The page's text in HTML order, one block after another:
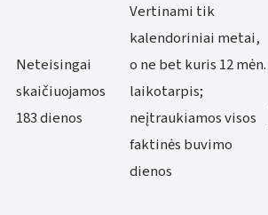
Neteisingai
skaičiuojamos
183 dienos
Vertinami tik
kalendoriniai metai,
o ne bet kuris 12 mėn.
laikotarpis;
neįtraukiamos visos
faktinės buvimo
dienos